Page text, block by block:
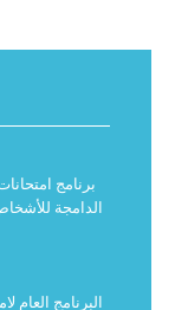
برنامج
البرنامج العام